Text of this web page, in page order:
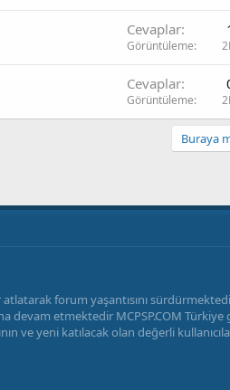
Cevaplar
Görüntüleme
Cevaplar
Görüntüleme
Buraya
atlatarak forum yaşantısını
etmektedir MCPSP.COM Türkiye
ve yeni katılacak olan değerli